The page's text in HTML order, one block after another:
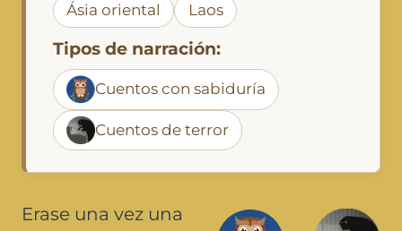
Ásia oriental Laos
Tipos de narración:
Cuentos con sabiduría
Cuentos de terror
Erase una vez una